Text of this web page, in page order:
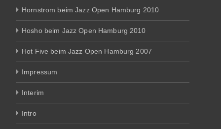
Hornstrom beim Jazz Open Hamburg 2010
Hosho beim Jazz Open Hamburg 2010
Hot Five beim Jazz Open Hamburg 2007
Impressum
Interim
Intro